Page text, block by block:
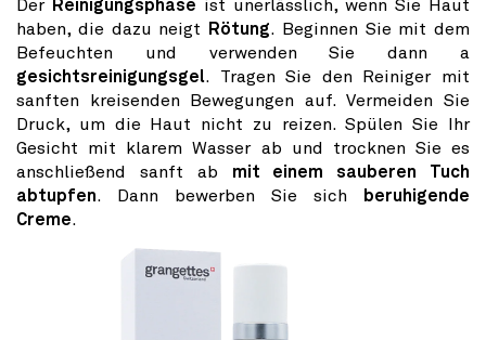
Der Reinigungsphase ist unerlässlich, wenn Sie Haut
haben, die dazu neigt
Rötung. Beginnen Sie mit dem
Befeuchten und verwenden Sie dann a
gesichtsreinigungsgel. Tragen Sie den Reiniger mit
sanften kreisenden Bewegungen auf. Vermeiden Sie
Druck, um die Haut nicht zu reizen. Spülen Sie Ihr
Gesicht mit klarem Wasser ab und trocknen Sie es
anschließend sanft ab mit einem sauberen Tuch
abtupfen. Dann bewerben Sie sich
beruhigende
Creme.